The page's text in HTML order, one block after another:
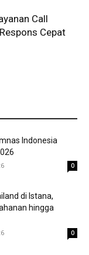
Call
Cepat
Indonesia
0
di Istana,
hingga
0